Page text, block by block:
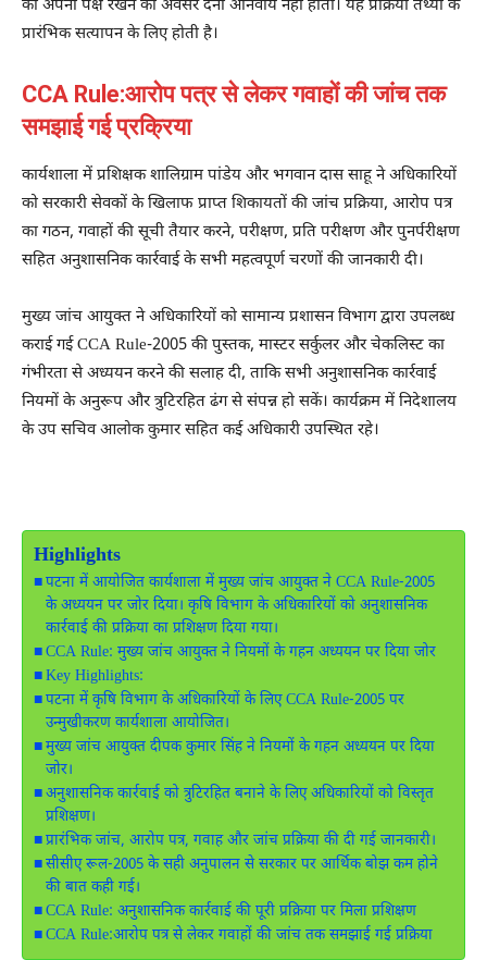
को अपना पक्ष रखने का अवसर देना अनिवार्य नहीं होता। यह प्रक्रिया तथ्यों के
प्रारंभिक सत्यापन के लिए होती है।
CCA Rule:आरोप पत्र से लेकर गवाहों की जांच तक
समझाई गई प्रक्रिया
कार्यशाला में प्रशिक्षक शालिग्राम पांडेय और भगवान दास साहू ने अधिकारियों
को सरकारी सेवकों के खिलाफ प्राप्त शिकायतों की जांच प्रक्रिया, आरोप पत्र
का गठन, गवाहों की सूची तैयार करने, परीक्षण, प्रति परीक्षण और पुनर्परीक्षण
सहित अनुशासनिक कार्रवाई के सभी महत्वपूर्ण चरणों की जानकारी दी।
मुख्य जांच आयुक्त ने अधिकारियों को सामान्य प्रशासन विभाग द्वारा उपलब्ध
कराई गई CCA Rule-2005 की पुस्तक, मास्टर सर्कुलर और चेकलिस्ट का
गंभीरता से अध्ययन करने की सलाह दी, ताकि सभी अनुशासनिक कार्रवाई
नियमों के अनुरूप और त्रुटिरहित ढंग से संपन्न हो सकें। कार्यक्रम में निदेशालय
के उप सचिव आलोक कुमार सहित कई अधिकारी उपस्थित रहे।
Highlights
पटना में आयोजित कार्यशाला में मुख्य जांच आयुक्त ने CCA Rule-2005
के अध्ययन पर जोर दिया। कृषि विभाग के अधिकारियों को अनुशासनिक
कार्रवाई की प्रक्रिया का प्रशिक्षण दिया गया।
CCA Rule: मुख्य जांच आयुक्त ने नियमों के गहन अध्ययन पर दिया जोर
Key Highlights:
पटना में कृषि विभाग के अधिकारियों के लिए CCA Rule-2005 पर
उन्मुखीकरण कार्यशाला आयोजित।
मुख्य जांच आयुक्त दीपक कुमार सिंह ने नियमों के गहन अध्ययन पर दिया
जोर।
अनुशासनिक कार्रवाई को त्रुटिरहित बनाने के लिए अधिकारियों को विस्तृत
प्रशिक्षण।
प्रारंभिक जांच, आरोप पत्र, गवाह और जांच प्रक्रिया की दी गई जानकारी।
सीसीए रूल-2005 के सही अनुपालन से सरकार पर आर्थिक बोझ कम होने
की बात कही गई।
CCA Rule: अनुशासनिक कार्रवाई की पूरी प्रक्रिया पर मिला प्रशिक्षण
CCA Rule:आरोप पत्र से लेकर गवाहों की जांच तक समझाई गई प्रक्रिया